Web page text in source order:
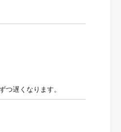
つ遅くなります。